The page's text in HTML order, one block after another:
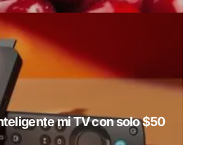
mi TV con solo $50